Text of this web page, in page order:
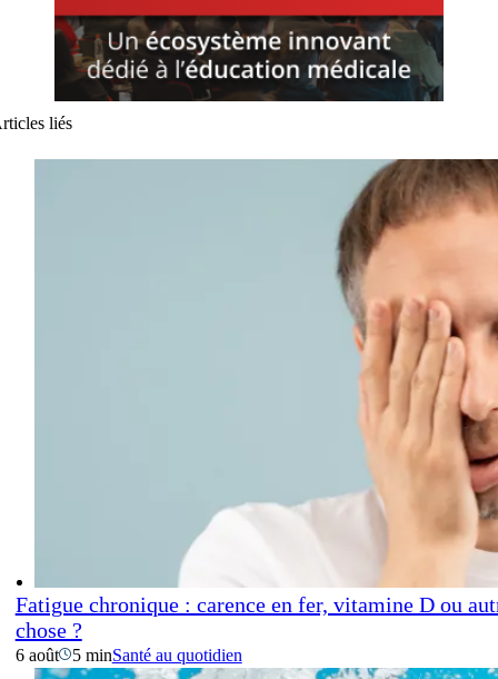
liés
Fatigue chronique : carence en fer, vitamine D ou
chose ?
6 août 5 minSanté au quotidien